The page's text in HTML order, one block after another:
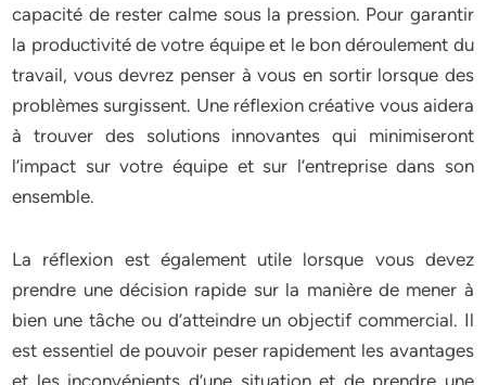
capacité de rester calme sous la pression. Pour garantir
la productivité de votre équipe et le bon déroulement du
travail, vous devrez penser à vous en sortir lorsque des
problèmes surgissent. Une réflexion créative vous aidera
à trouver des solutions innovantes qui minimiseront
l’impact sur votre équipe et sur l’entreprise dans son
ensemble.
La réflexion est également utile lorsque vous devez
prendre une décision rapide sur la manière de mener à
bien une tâche ou d’atteindre un objectif commercial. Il
est essentiel de pouvoir peser rapidement les avantages
et les inconvénients d’une situation et de prendre une